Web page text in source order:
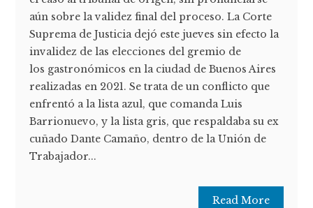
aún sobre la validez final del proceso. La Corte
Suprema de Justicia dejó este jueves sin efecto la
invalidez de las elecciones del gremio de
los gastronómicos en la ciudad de Buenos Aires
realizadas en 2021. Se trata de un conflicto que
enfrentó a la lista azul, que comanda Luis
Barrionuevo, y la lista gris, que respaldaba su ex
cuñado Dante Camaño, dentro de la Unión de
Trabajador...
Read More